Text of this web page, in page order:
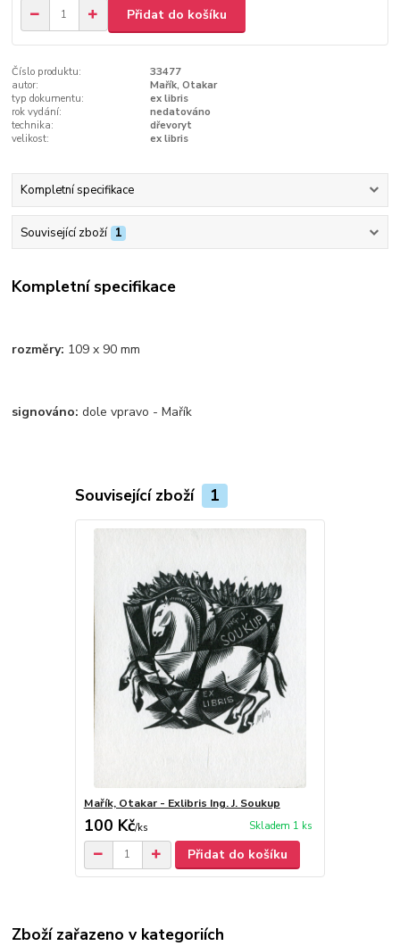
Přidat do košíku
Číslo produktu:
33477
autor:
Mařík, Otakar
typ dokumentu:
ex libris
rok vydání:
nedatováno
technika:
dřevoryt
velikost:
ex libris
Kompletní specifikace
Související zboží 1
Kompletní specifikace
rozměry: 109 x 90 mm
signováno: dole vpravo - Mařík
Související zboží 1
Mařík, Otakar - Exlibris Ing. J. Soukup
100 Kč/ks Skladem 1 ks
Přidat do košíku
Zboží zařazeno v kategoriích